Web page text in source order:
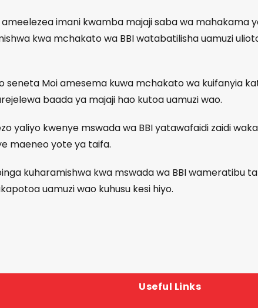
imani kwamba majaji saba wa mahakama
kwa mchakato wa BBI watabatilisha uamuzi
seneta Moi amesema kuwa mchakato wa kuifanyia
baada ya majaji hao kutoa uamuzi wao.
yaliyo kwenye mswada wa BBI yatawafaidi zaidi
maeneo yote ya taifa.
kuharamishwa kwa mswada wa BBI wameratibu
uamuzi wao kuhusu kesi hiyo.
Useful Links